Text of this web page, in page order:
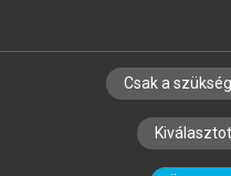
SZERZŐKNEK
SZERKESZTÉSI ÉS
Csak a